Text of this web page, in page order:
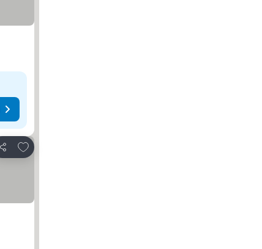
Condividi
Aggiungi ai preferiti